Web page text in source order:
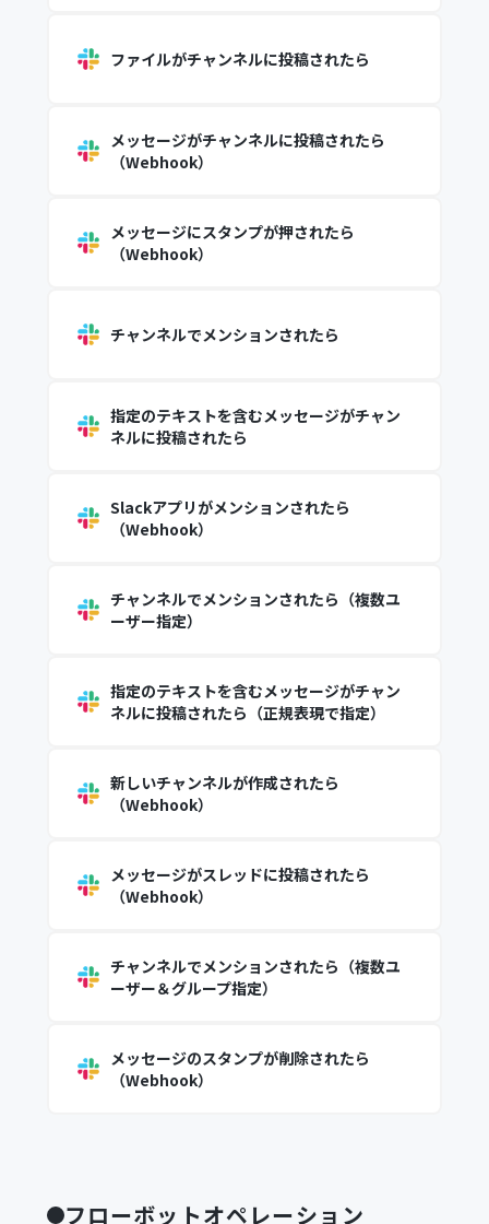
ファイルがチャンネルに投稿されたら
メッセージがチャンネルに投稿されたら
（Webhook）
メッセージにスタンプが押されたら
（Webhook）
チャンネルでメンションされたら
指定のテキストを含むメッセージがチャン
ネルに投稿されたら
Slackアプリがメンションされたら
（Webhook）
チャンネルでメンションされたら（複数ユ
ーザー指定）
指定のテキストを含むメッセージがチャン
ネルに投稿されたら（正規表現で指定）
新しいチャンネルが作成されたら
（Webhook）
メッセージがスレッドに投稿されたら
（Webhook）
チャンネルでメンションされたら（複数ユ
ーザー＆グループ指定）
メッセージのスタンプが削除されたら
（Webhook）
フローボットオペレーション